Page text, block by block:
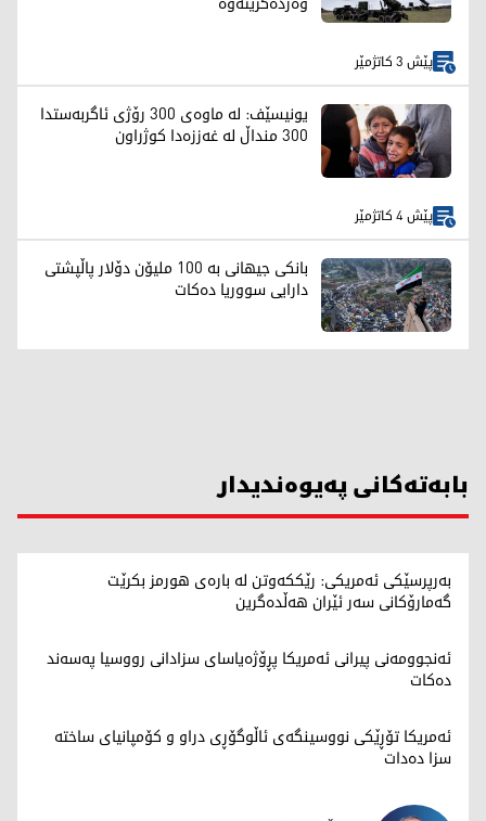
پێش 3 کاتژمێر
یونیسێف: لە ماوەی 300 رۆژی ئاگربەستدا
300 منداڵ لە غەززەدا کوژراون
پێش 4 کاتژمێر
بانکی جیهانی بە 100 ملیۆن دۆلار پاڵپشتی
دارایی سووریا دەکات
بابەتەکانی پەیوەندیدار
بەرپرسێکی ئەمریکی: رێککەوتن لە بارەی هورمز بکرێت
گەمارۆکانی سەر ئێران هەڵدەگرین
ئەنجوومەنی پیرانی ئەمریکا پڕۆژەیاسای سزادانی رووسیا په‌سه‌ند
ده‌كات
ئەمریکا تۆڕێکی نووسینگەی ئاڵوگۆڕی دراو و کۆمپانیای ساختە
سزا دەدات